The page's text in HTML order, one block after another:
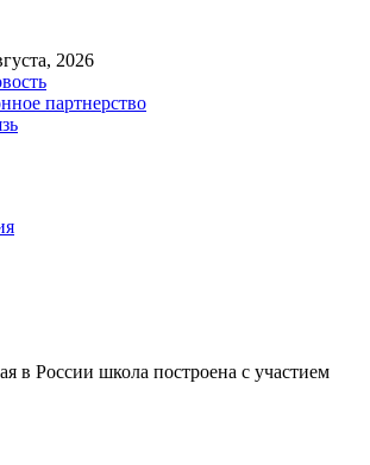
2026
партнерство
в России школа построена с участием